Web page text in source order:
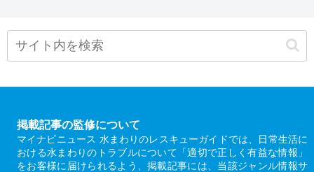
掲載記事の監修について
マイナビニュース 水まわりのレスキューガイドでは、日常生活に
おける水まわりのトラブルについて「適切で正しく有益な情報」
をお客様に届けられるよう、掲載記事には、当該ジャンル情報サ